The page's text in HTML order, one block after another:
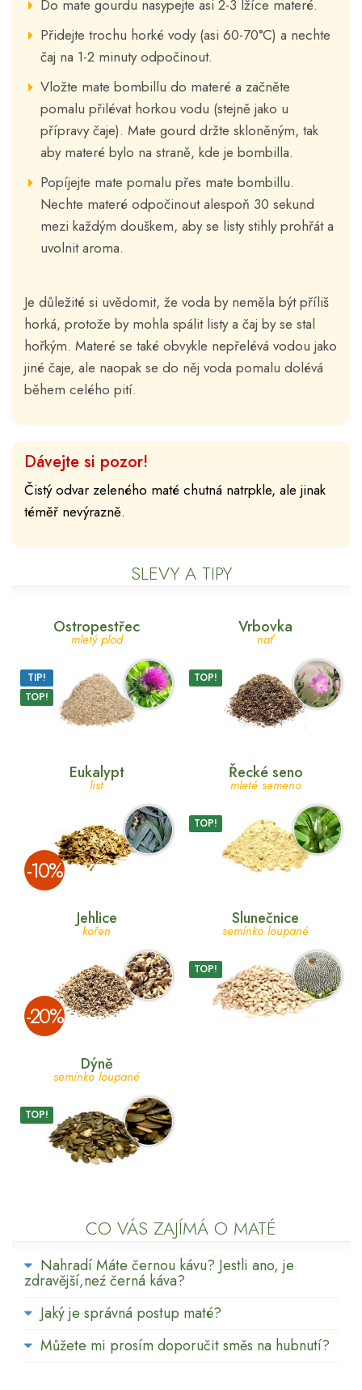
Do mate gourdu nasypejte asi 2-3 lžíce materé.
Přidejte trochu horké vody (asi 60-70°C) a nechte
čaj na 1-2 minuty odpočinout.
Vložte mate bombillu do materé a začněte
pomalu přilévat horkou vodu (stejně jako u
přípravy čaje). Mate gourd držte skloněným, tak
aby materé bylo na straně, kde je bombilla.
Popíjejte mate pomalu přes mate bombillu.
Nechte materé odpočinout alespoň 30 sekund
mezi každým douškem, aby se listy stihly prohřát a
uvolnit aroma.
Je důležité si uvědomit, že voda by neměla být příliš
horká, protože by mohla spálit listy a čaj by se stal
hořkým. Materé se také obvykle nepřelévá vodou jako
jiné čaje, ale naopak se do něj voda pomalu dolévá
během celého pití.
Dávejte si pozor!
Čistý odvar zeleného maté chutná natrpkle, ale jinak
téměř nevýrazně.
SLEVY A TIPY
Ostropestřec
mletý plod
TIP!
TOP!
Vrbovka
nať
TOP!
Eukalypt
list
­-10%
Řecké seno
mleté semeno
TOP!
Jehlice
kořen
­-20%
Slunečnice
semínko loupané
TOP!
Dýně
semínko loupané
TOP!
CO VÁS ZAJÍMÁ O MATÉ
Nahradí Máte černou kávu? Jestli ano, je
zdravější,neź černá káva?
Jaký je správná postup maté?
Můžete mi prosím doporučit směs na hubnutí?